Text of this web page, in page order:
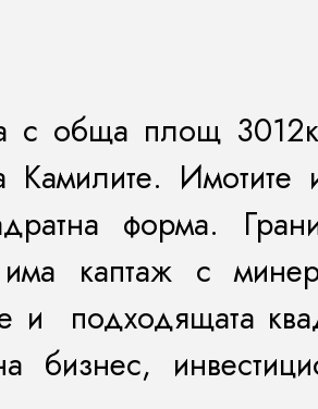
с обща площ
форма.
каптаж с
и подходящата